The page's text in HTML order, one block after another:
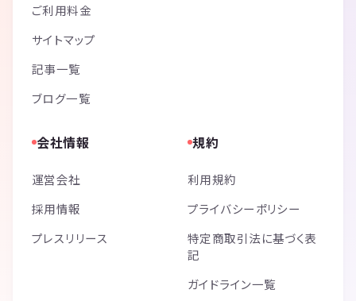
ご利用料金
サイトマップ
記事一覧
ブログ一覧
会社情報
運営会社
採用情報
プレスリリース
規約
利用規約
プライバシーポリシー
特定商取引法に基づく表
記
ガイドライン一覧